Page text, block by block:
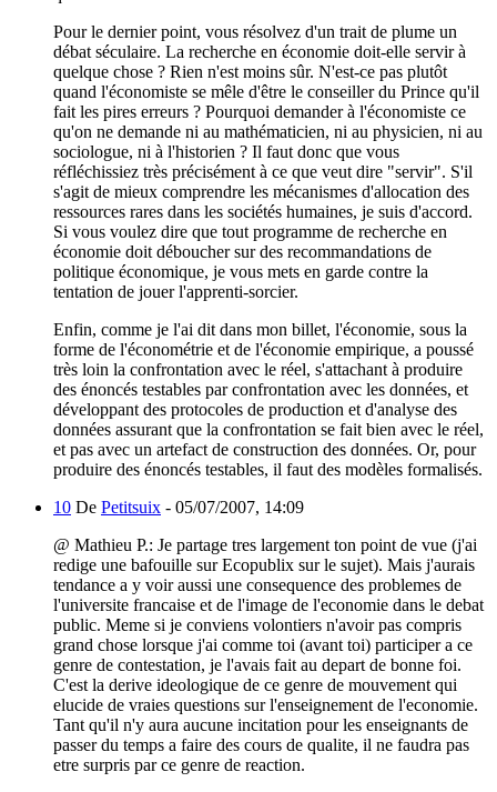
Pour le dernier point, vous résolvez d'un trait de plume un
débat séculaire. La recherche en économie doit-elle servir à
quelque chose ? Rien n'est moins sûr. N'est-ce pas plutôt
quand l'économiste se mêle d'être le conseiller du Prince qu'il
fait les pires erreurs ? Pourquoi demander à l'économiste ce
qu'on ne demande ni au mathématicien, ni au physicien, ni au
sociologue, ni à l'historien ? Il faut donc que vous
réfléchissiez très précisément à ce que veut dire "servir". S'il
s'agit de mieux comprendre les mécanismes d'allocation des
ressources rares dans les sociétés humaines, je suis d'accord.
Si vous voulez dire que tout programme de recherche en
économie doit déboucher sur des recommandations de
politique économique, je vous mets en garde contre la
tentation de jouer l'apprenti-sorcier.
Enfin, comme je l'ai dit dans mon billet, l'économie, sous la
forme de l'économétrie et de l'économie empirique, a poussé
très loin la confrontation avec le réel, s'attachant à produire
des énoncés testables par confrontation avec les données, et
développant des protocoles de production et d'analyse des
données assurant que la confrontation se fait bien avec le réel,
et pas avec un artefact de construction des données. Or, pour
produire des énoncés testables, il faut des modèles formalisés.
10 De Petitsuix - 05/07/2007, 14:09
@ Mathieu P.: Je partage tres largement ton point de vue (j'ai
redige une bafouille sur Ecopublix sur le sujet). Mais j'aurais
tendance a y voir aussi une consequence des problemes de
l'universite francaise et de l'image de l'economie dans le debat
public. Meme si je conviens volontiers n'avoir pas compris
grand chose lorsque j'ai comme toi (avant toi) participer a ce
genre de contestation, je l'avais fait au depart de bonne foi.
C'est la derive ideologique de ce genre de mouvement qui
elucide de vraies questions sur l'enseignement de l'economie.
Tant qu'il n'y aura aucune incitation pour les enseignants de
passer du temps a faire des cours de qualite, il ne faudra pas
etre surpris par ce genre de reaction.